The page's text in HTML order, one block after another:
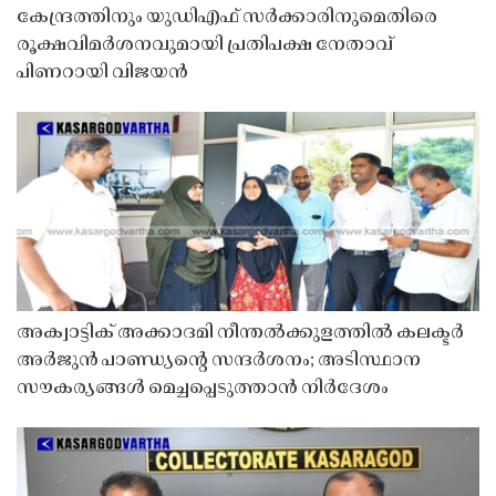
കേന്ദ്രത്തിനും യുഡിഎഫ് സർക്കാരിനുമെതിരെ
രൂക്ഷവിമർശനവുമായി പ്രതിപക്ഷ നേതാവ്
പിണറായി വിജയൻ
അക്വാട്ടിക് അക്കാദമി നീന്തൽക്കുളത്തിൽ കലക്ടർ
അർജുൻ പാണ്ഡ്യൻ്റെ സന്ദർശനം; അടിസ്ഥാന
സൗകര്യങ്ങൾ മെച്ചപ്പെടുത്താൻ നിർദേശം